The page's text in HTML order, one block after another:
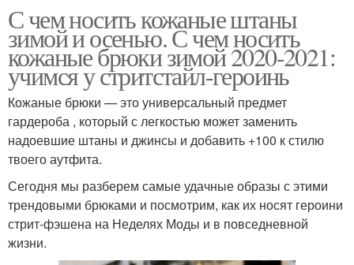
С чем носить кожаные штаны
зимой и осенью. С чем носить
кожаные брюки зимой 2020-2021:
учимся у стритстайл-героинь
Кожаные брюки — это универсальный предмет
гардероба , который с легкостью может заменить
надоевшие штаны и джинсы и добавить +100 к стилю
твоего аутфита.
Сегодня мы разберем самые удачные образы с этими
трендовыми брюками и посмотрим, как их носят героини
стрит-фэшена на Неделях Моды и в повседневной
жизни.